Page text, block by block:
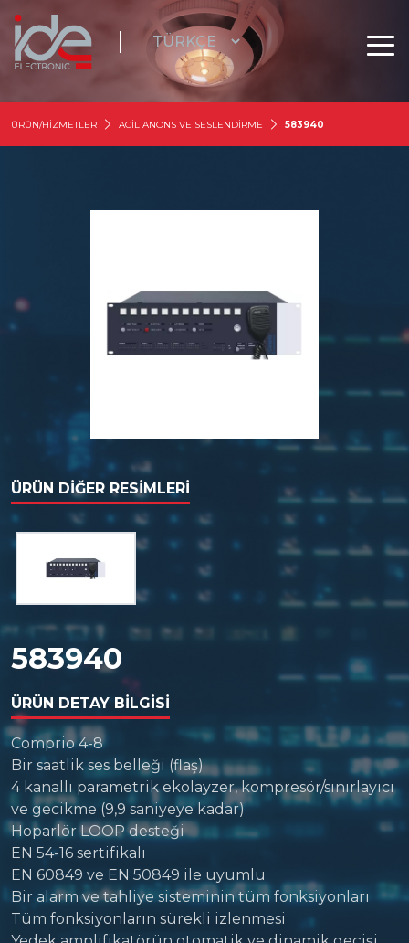
ÜRÜN/HİZMETLER ACİL ANONS VE SESLENDİRME 583940
ÜRÜN DIĞER RESIMLERI
583940
ÜRÜN DETAY BILGISI
Comprio 4-8
Bir saatlik ses belleği (flaş)
4 kanallı parametrik ekolayzer, kompresör/sınırlayıcı
ve gecikme (9,9 saniyeye kadar)
Hoparlör LOOP desteği
EN 54-16 sertifikalı
EN 60849 ve EN 50849 ile uyumlu
Bir alarm ve tahliye sisteminin tüm fonksiyonları
Tüm fonksiyonların sürekli izlenmesi